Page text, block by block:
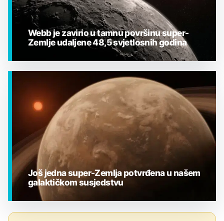
Webb je zavirio u tamnu površinu super-
Zemlje udaljene 48,5 svjetlosnih godina
Još jedna super-Zemlja potvrđena u našem
galaktičkom susjedstvu